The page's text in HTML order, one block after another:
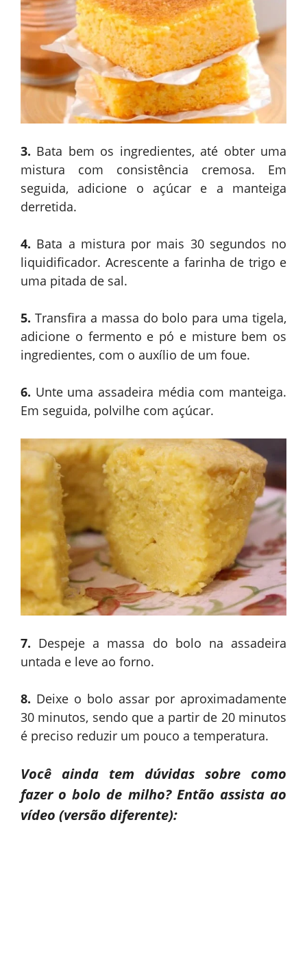
3. Bata bem os ingredientes, até obter uma
mistura com consistência cremosa. Em
seguida, adicione o açúcar e a manteiga
derretida.
4. Bata a mistura por mais 30 segundos no
liquidificador. Acrescente a farinha de trigo e
uma pitada de sal.
5. Transfira a massa do bolo para uma tigela,
adicione o fermento e pó e misture bem os
ingredientes, com o auxílio de um foue.
6. Unte uma assadeira média com manteiga.
Em seguida, polvilhe com açúcar.
7. Despeje a massa do bolo na assadeira
untada e leve ao forno.
8. Deixe o bolo assar por aproximadamente
30 minutos, sendo que a partir de 20 minutos
é preciso reduzir um pouco a temperatura.
Você ainda tem dúvidas sobre como
fazer o bolo de milho? Então assista ao
vídeo (versão diferente):